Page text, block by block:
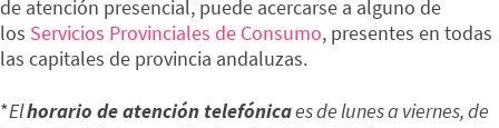
de atención presencial, puede acercarse a alguno de
los Servicios Provinciales de Consumo, presentes en todas
las capitales de provincia andaluzas.
*Elhorario de atención telefónicaes de lunes a viernes, de